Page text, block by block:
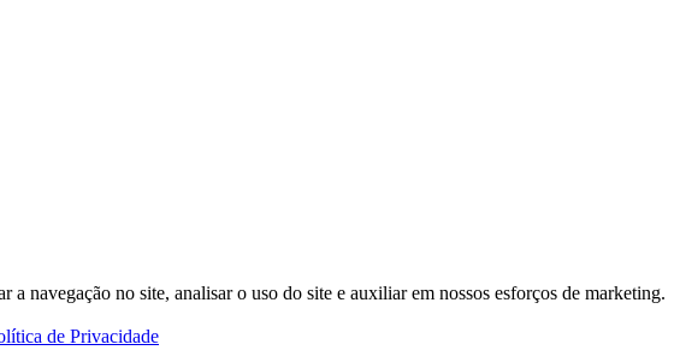
navegação no site, analisar o uso do site e auxiliar em nossos esforços de marketing.
de Privacidade